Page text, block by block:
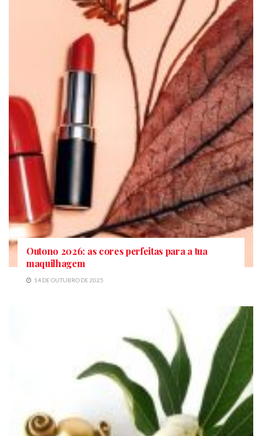
Outono 2026: as cores perfeitas para a tua
maquilhagem
14 DE OUTUBRO DE 2025